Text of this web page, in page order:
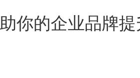
你的企业品牌